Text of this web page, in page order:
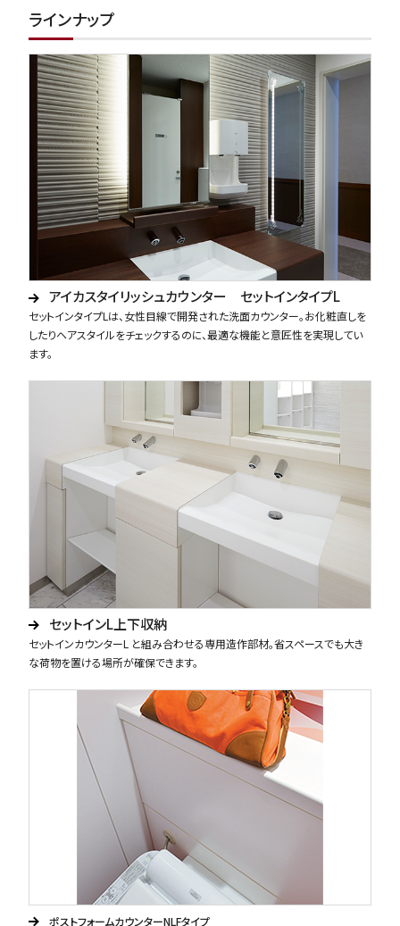
ラインナップ
アイカスタイリッシュカウンター セットインタイプL
セットインタイプLは、女性目線で開発された洗面カウンター。お化粧直しを
したりヘアスタイルをチェックするのに、最適な機能と意匠性を実現してい
ます。
セットインL上下収納
セットインカウンターL と組み合わせる専用造作部材。省スペースでも大き
な荷物を置ける場所が確保できます。
ポストフォームカウンターNLFタイプ